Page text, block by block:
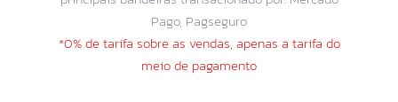
Pago, Pagseguro
*0% de tarifa sobre as vendas, apenas a tarifa do
meio de pagamento